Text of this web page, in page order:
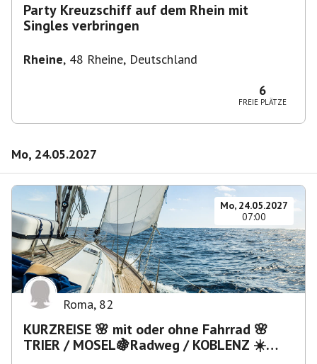
Party Kreuzschiff auf dem Rhein mit
Singles verbringen
Rheine, 48 Rheine, Deutschland
6
FREIE PLÄTZE
Mo, 24.05.2027
Mo, 24.05.2027
07:00
Roma, 82
KURZREISE 🌸 mit oder ohne Fahrrad 🌸
TRIER / MOSEL🍇Radweg / KOBLENZ ☀️